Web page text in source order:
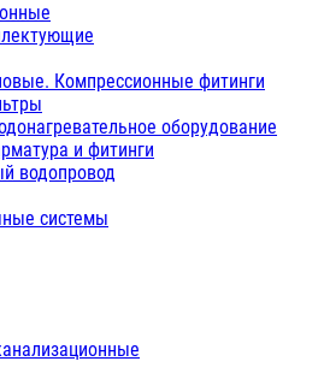
Компрессионные фитинги
оборудование
и фитинги
водопровод
системы